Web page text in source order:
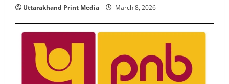
Uttarakhand Print Media March 8, 2026